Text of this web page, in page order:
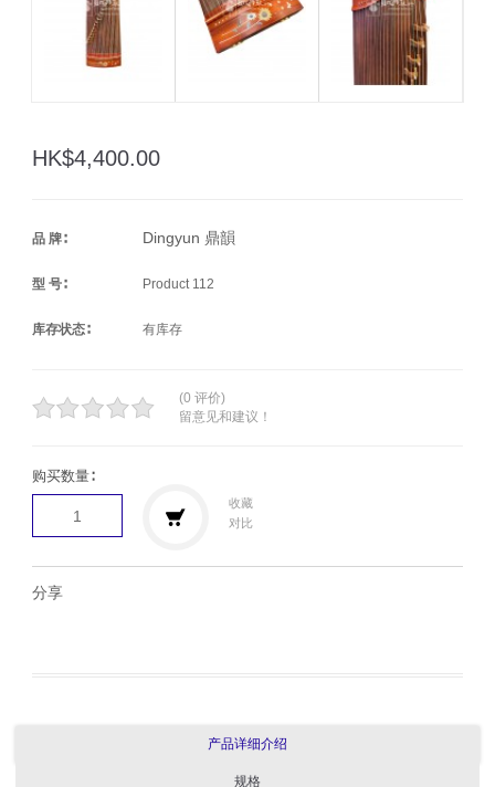
HK$4,400.00
品 牌∶ Dingyun 鼎韻
型 号∶ Product 112
库存状态∶ 有库存
(0 评价)
留意见和建议！
购买数量∶
收藏
对比
分享
产品详细介绍
规格